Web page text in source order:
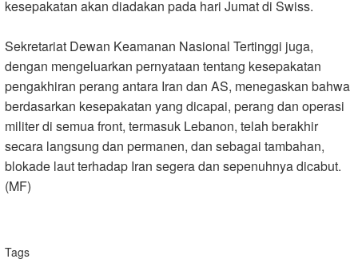
kesepakatan akan diadakan pada hari Jumat di Swiss.
Sekretariat Dewan Keamanan Nasional Tertinggi juga,
dengan mengeluarkan pernyataan tentang kesepakatan
pengakhiran perang antara Iran dan AS, menegaskan bahwa
berdasarkan kesepakatan yang dicapai, perang dan operasi
militer di semua front, termasuk Lebanon, telah berakhir
secara langsung dan permanen, dan sebagai tambahan,
blokade laut terhadap Iran segera dan sepenuhnya dicabut.
(MF)
Tags